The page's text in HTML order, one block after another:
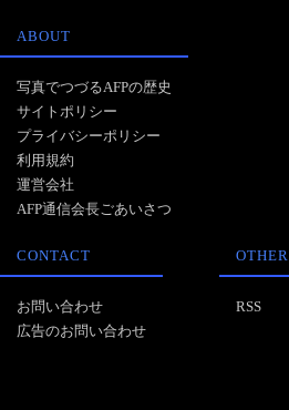
ABOUT
写真でつづるAFPの歴史
サイトポリシー
プライバシーポリシー
利用規約
運営会社
AFP通信会長ごあいさつ
CONTACT
お問い合わせ
広告のお問い合わせ
OTHER
RSS